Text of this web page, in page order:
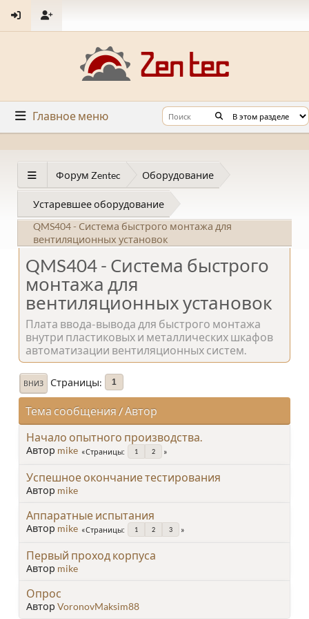
Главное меню
Форум Zentec Оборудование
Устаревшее оборудование
QMS404 - Система быстрого монтажа для
вентиляционных установок
QMS404 - Система быстрого
монтажа для
вентиляционных установок
Плата ввода-вывода для быстрого монтажа
внутри пластиковых и металлических шкафов
автоматизации вентиляционных систем.
ВНИЗ Страницы 1
Тема сообщения / Автор
Начало опытного производства.
Автор mike Страницы 1 2
Успешное окончание тестирования
Автор mike
Аппаратные испытания
Автор mike Страницы 1 2 3
Первый проход корпуса
Автор mike
Опрос
Автор VoronovMaksim88